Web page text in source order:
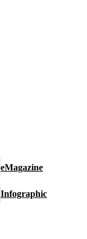
eMagazine
Infographic